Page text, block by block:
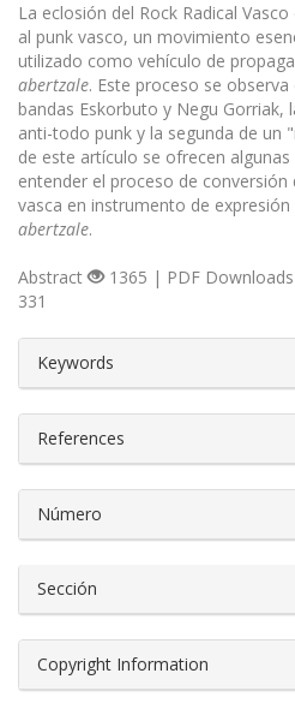
La eclosión del Rock Radical
al punk vasco, un movimiento
utilizado como vehículo de
abertzale. Este proceso se
bandas Eskorbuto y Negu Gorriak,
anti-todo punk y la segunda de un
de este artículo se ofrecen
entender el proceso de conversión
vasca en instrumento de
abertzale.
Abstract 1365 | PDF Downloads
331
Keywords
References
Número
Sección
Copyright Information